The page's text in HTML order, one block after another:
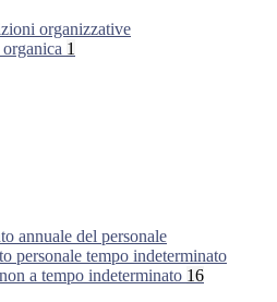
organizzative
1
annuale del personale
personale tempo indeterminato
a tempo indeterminato 16